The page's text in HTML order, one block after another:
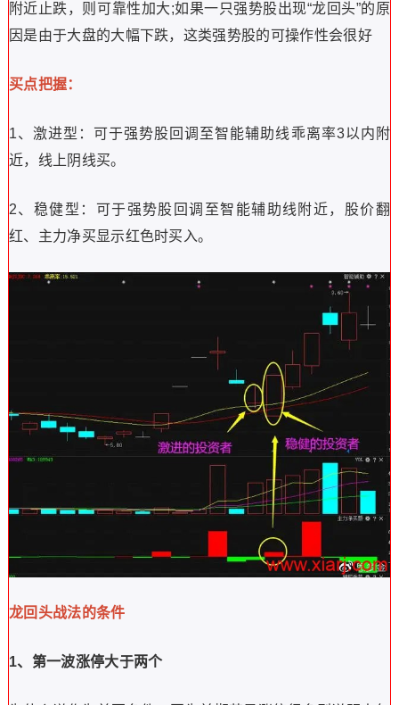
附近止跌，则可靠性加大;如果一只强势股出现“龙回头”的原
因是由于大盘的大幅下跌，这类强势股的可操作性会很好
买点把握：
1、激进型：可于强势股回调至智能辅助线乖离率3以内附
近，线上阴线买。
2、稳健型：可于强势股回调至智能辅助线附近，股价翻
红、主力净买显示红色时买入。
龙回头战法的条件
1、第一波涨停大于两个